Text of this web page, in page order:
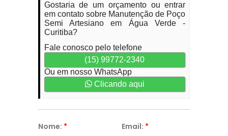
Gostaria de um orçamento ou entrar
em contato sobre Manutenção de Poço
Semi Artesiano em Água Verde -
Curitiba?
Fale conosco pelo telefone
(15) 99772-2340
Ou em nosso WhatsApp
Clicando aqui
Nome: * Email: *